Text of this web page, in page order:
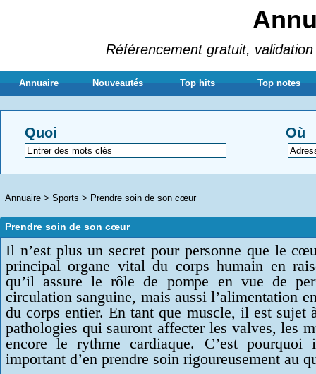
Référencement gratuit,
Annuaire Nouveautés Top hits Top notes
Quoi Où
Annuaire > Sports > Prendre soin de son cœur
Prendre soin de son cœur
Il n’est plus un secret pour personne que le
principal organe vital du corps humain en
qu’il assure le rôle de pompe en vue de
circulation sanguine, mais aussi l’alimentation
du corps entier. En tant que muscle, il est sujet
pathologies qui sauront affecter les valves, les
encore le rythme cardiaque. C’est pourquoi
important d’en prendre soin rigoureusement au